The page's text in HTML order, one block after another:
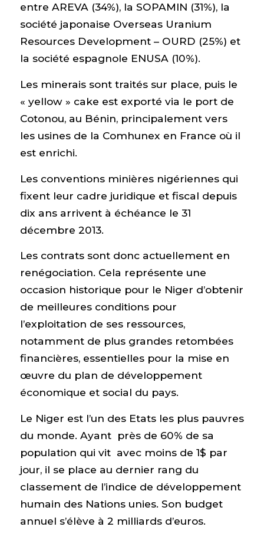
entre AREVA (34%), la SOPAMIN (31%), la
société japonaise Overseas Uranium
Resources Development – OURD (25%) et
la société espagnole ENUSA (10%).
Les minerais sont traités sur place, puis le
« yellow » cake est exporté via le port de
Cotonou, au Bénin, principalement vers
les usines de la Comhunex en France où il
est enrichi.
Les conventions minières nigériennes qui
fixent leur cadre juridique et fiscal depuis
dix ans arrivent à échéance le 31
décembre 2013.
Les contrats sont donc actuellement en
renégociation. Cela représente une
occasion historique pour le Niger d’obtenir
de meilleures conditions pour
l’exploitation de ses ressources,
notamment de plus grandes retombées
financières, essentielles pour la mise en
œuvre du plan de développement
économique et social du pays.
Le Niger est l’un des Etats les plus pauvres
du monde. Ayant près de 60% de sa
population qui vit avec moins de 1$ par
jour, il se place au dernier rang du
classement de l’indice de développement
humain des Nations unies. Son budget
annuel s’élève à 2 milliards d’euros.